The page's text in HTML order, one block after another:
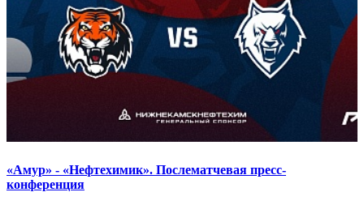
«Амур» - «Нефтехимик». Послематчевая пресс-
конференция